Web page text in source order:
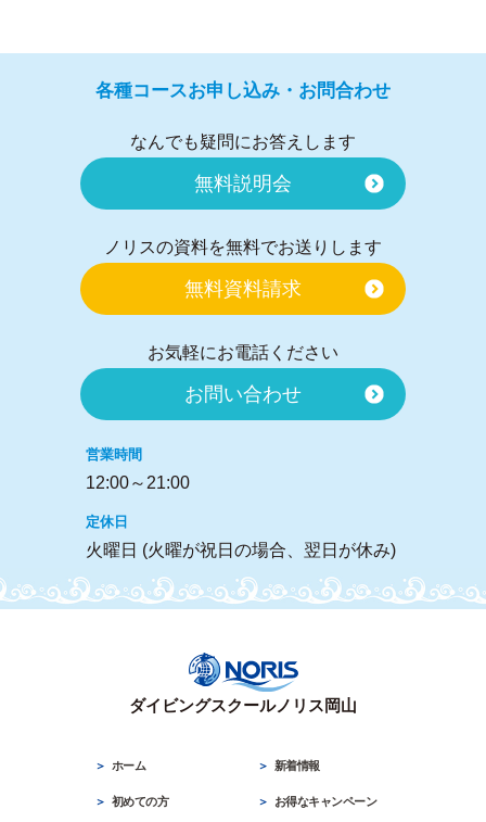
各種コースお申し込み・お問合わせ
なんでも疑問にお答えします
無料説明会
ノリスの資料を無料でお送りします
無料資料請求
お気軽にお電話ください
お問い合わせ
営業時間
12:00～21:00
定休日
火曜日 (火曜が祝日の場合、翌日が休み)
ダイビングスクールノリス岡山
ホーム 新着情報
初めての方 お得なキャンペーン